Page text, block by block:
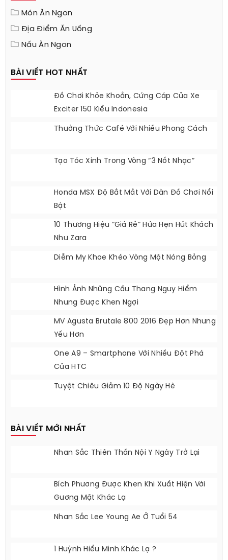
Món Ăn Ngon
Địa Điểm Ăn Uống
Nấu Ăn Ngon
BÀI VIẾT HOT NHẤT
Đồ Chơi Khỏe Khoắn, Cứng Cáp Của Xe
Exciter 150 Kiểu Indonesia
Thưởng Thức Café Với Nhiều Phong Cách
Tạo Tóc Xinh Trong Vòng “3 Nốt Nhạc”
Honda MSX Độ Bắt Mắt Với Dàn Đồ Chơi Nổi
Bật
10 Thương Hiệu “giá Rẻ” Hứa Hẹn Hút Khách
Như Zara
Diễm My Khoe Khéo Vòng Một Nóng Bỏng
Hình Ảnh Những Cầu Thang Nguy Hiểm
Nhưng Được Khen Ngợi
MV Agusta Brutale 800 2016 Đẹp Hơn Nhưng
Yếu Hơn
One A9 – Smartphone Với Nhiều Đột Phá
Của HTC
Tuyệt Chiêu Giảm 10 Độ Ngày Hè
BÀI VIẾT MỚI NHẤT
Nhan Sắc Thiên Thần Nội Y Ngày Trở Lại
Bích Phương Được Khen Khi Xuất Hiện Với
Gương Mặt Khác Lạ
Nhan Sắc Lee Young Ae Ở Tuổi 54
1 Huỳnh Hiểu Minh Khác Lạ ?